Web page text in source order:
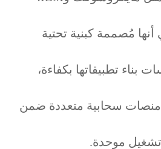
مُصممة كبنية تحتية
بناء تطبيقاتها بكفاءة،
منصات سحابية متعددة ضمن
تشغيل موحدة.